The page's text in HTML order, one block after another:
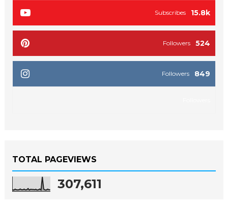
15.8k
Subscribes
524
Followers
849
Followers
TOTAL PAGEVIEWS
307,611